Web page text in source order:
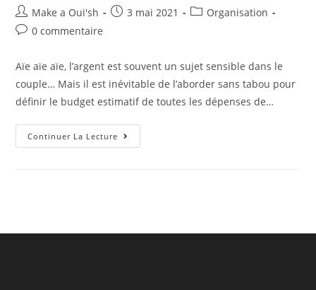
Make a Oui'sh 3 mai 2021
Organisation
0 commentaire
Aïe aïe aïe, l’argent est souvent un sujet sensible dans le
couple… Mais il est inévitable de l’aborder sans tabou pour
définir le budget estimatif de toutes les dépenses de…
Continuer La Lecture